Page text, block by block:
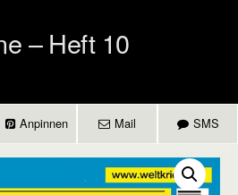
– Heft 10
Anpinnen Mail SMS